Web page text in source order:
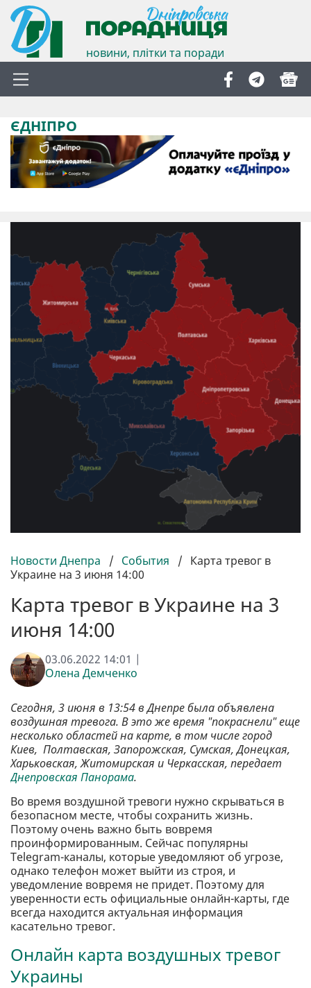
новини, плітки та поради
ЄДНІПРО
Новости Днепра / События / Карта тревог в
Украине на 3 июня 14:00
Карта тревог в Украине на 3
июня 14:00
03.06.2022 14:01 |
Олена Демченко
Сегодня, 3 июня в 13:54 в Днепре была объявлена
воздушная тревога. В это же время "покраснели" еще
несколько областей на карте, в том числе город
Киев, Полтавская, Запорожская, Сумская, Донецкая,
Харьковская, Житомирская и Черкасская, передает
Днепровская Панорама.
Во время воздушной тревоги нужно скрываться в
безопасном месте, чтобы сохранить жизнь.
Поэтому очень важно быть вовремя
проинформированным. Сейчас популярны
Telegram-каналы, которые уведомляют об угрозе,
однако телефон может выйти из строя, и
уведомление вовремя не придет. Поэтому для
уверенности есть официальные онлайн-карты, где
всегда находится актуальная информация
касательно тревог.
Онлайн карта воздушных тревог
Украины